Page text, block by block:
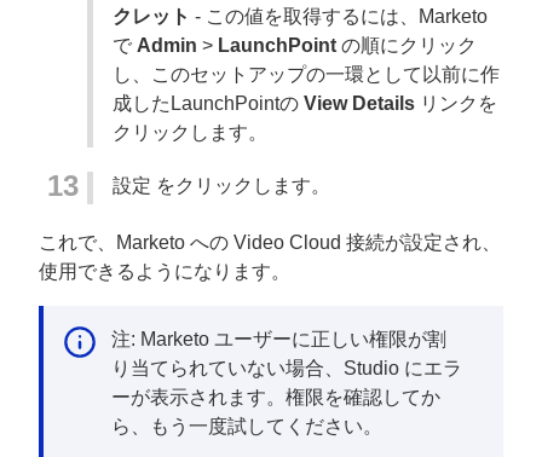
クレット - この値を取得するには、Marketo
で Admin > LaunchPoint の順にクリック
し、このセットアップの一環として以前に作
成したLaunchPointの View Details リンクを
クリックします。
設定 をクリックします。
これで、Marketo への Video Cloud 接続が設定され、
使用できるようになります。
注: Marketo ユーザーに正しい権限が割
り当てられていない場合、Studio にエラ
ーが表示されます。権限を確認してか
ら、もう一度試してください。